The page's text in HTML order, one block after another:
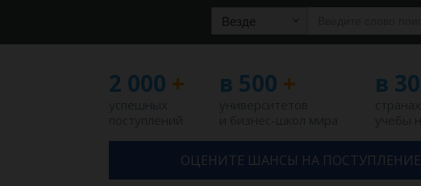
Везде
2 000 + в 500 + в 30
ОЦЕНИТЕ ШАНСЫ НА ПОСТУПЛЕНИЕ